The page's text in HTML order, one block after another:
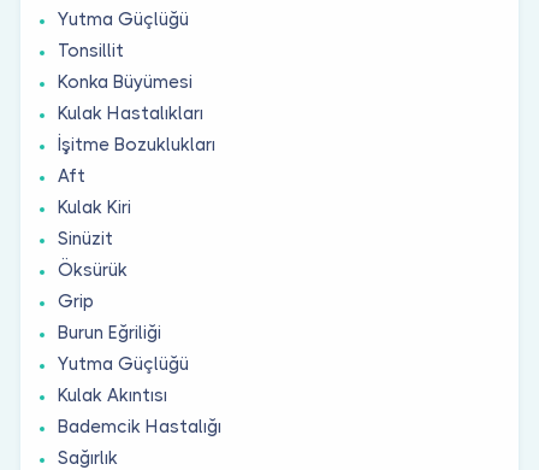
Yutma Güçlüğü
Tonsillit
Konka Büyümesi
Kulak Hastalıkları
İşitme Bozuklukları
Aft
Kulak Kiri
Sinüzit
Öksürük
Grip
Burun Eğriliği
Yutma Güçlüğü
Kulak Akıntısı
Bademcik Hastalığı
Sağırlık